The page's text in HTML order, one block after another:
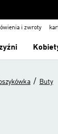
i zwroty
/ Buty